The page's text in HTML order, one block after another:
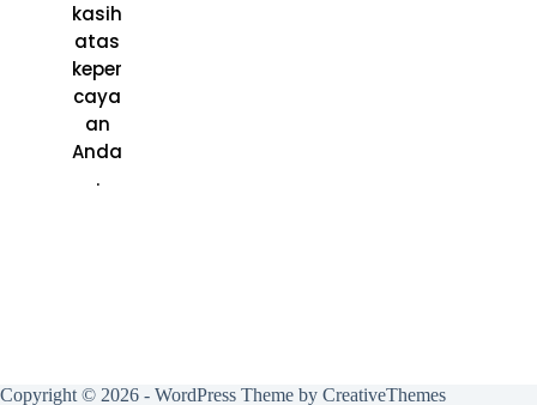
kasih
atas
keper
caya
an
Anda
.
Copyright © 2026 - WordPress Theme by CreativeThemes